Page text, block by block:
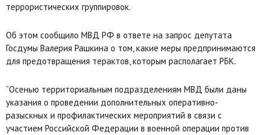
террористических группировок.
Об этом сообщило МВД РФ в ответе на запрос депутата
Госдумы Валерия Рашкина о том, какие меры предпринимаются
для предотвращения терактов, которым располагает РБК.
“Осенью территориальным подразделениям МВД были даны
указания о проведении дополнительных оперативно-
разыскных и профилактических мероприятий в связи с
участием Российской Федерации в военной операции против